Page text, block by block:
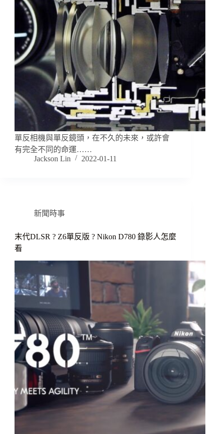
單反相機與單反鏡頭，在不久的未來，或許會
有完全不同的命運……
Jackson Lin
2022-01-11
新聞時事
末代DLSR ? Z6單反版 ? Nikon D780 錄影人怎麼
看